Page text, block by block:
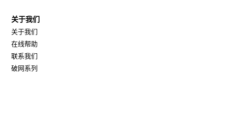
关于我们
关于我们
在线帮助
联系我们
破网系列